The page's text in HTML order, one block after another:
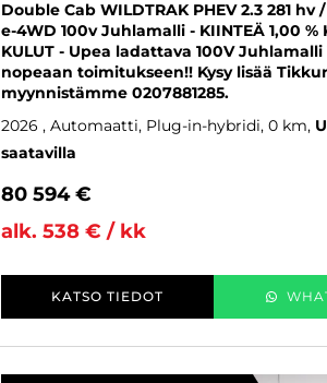
Double Cab WILDTRAK PHEV 2.3 281 hv
e-4WD 100v Juhlamalli - KIINTEÄ 1,00 %
KULUT - Upea ladattava 100V
nopeaan toimitukseen!! Kysy lisää
myynnistämme 0207881285.
2026 , Automaatti, Plug-in-hybridi, 0 km
saatavilla
80 594 €
alk. 538 € / kk
KATSO TIEDOT